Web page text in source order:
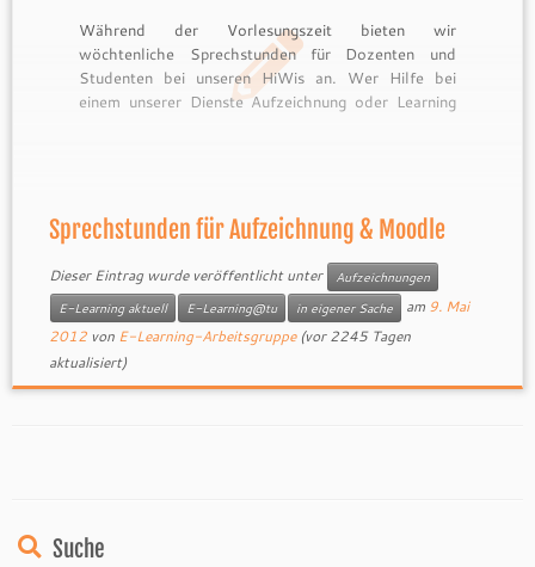
Während der Vorlesungszeit bieten wir
wöchtenliche Sprechstunden für Dozenten und
Studenten bei unseren HiWis an. Wer Hilfe bei
einem unserer Dienste Aufzeichnung oder Learning
darmstadt.de oder […]
Sprechstunden für Aufzeichnung & Moodle
Dieser Eintrag wurde veröffentlicht unter
Aufzeichnungen
E-Learning aktuell
E-Learning@tu in eigener Sache am 9. Mai
2012 von E-Learning-Arbeitsgruppe(vor 2245 Tagen
aktualisiert)
Suche